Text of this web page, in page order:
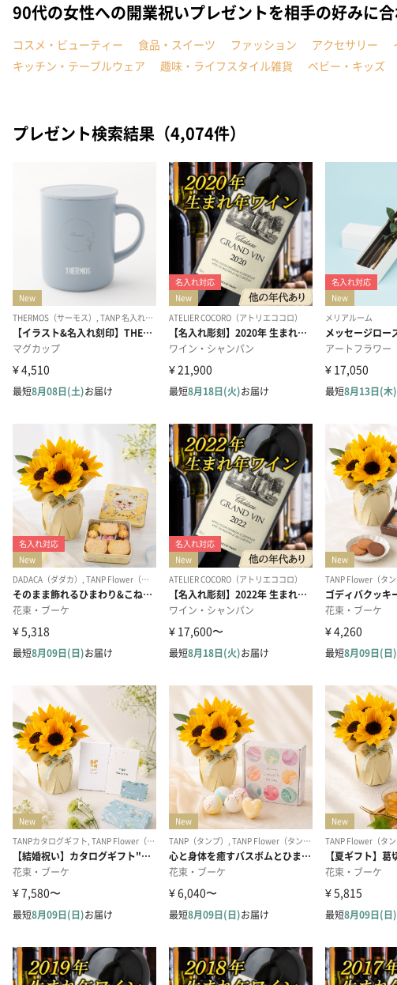
90代の女性への開業祝いプレゼントを相手の好みに
コスメ・ビューティー 食品・スイーツ ファッション アクセサリー
キッチン・テーブルウェア
趣味・ライフスタイル雑貨 ベビー・キッズ
プレゼント検索結果（4,074件）